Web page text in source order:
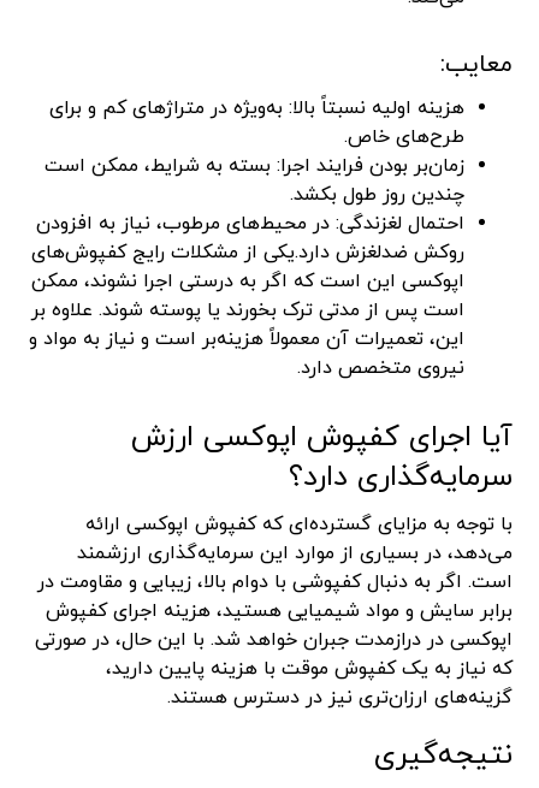
معایب:
هزینه اولیه نسبتاً بالا: به‌ویژه در متراژهای کم و برای
طرح‌های خاص.
زمان‌بر بودن فرایند اجرا: بسته به شرایط، ممکن است
چندین روز طول بکشد.
احتمال لغزندگی: در محیط‌های مرطوب، نیاز به افزودن
روکش ضدلغزش دارد.یکی از مشکلات رایج کفپوش‌های
اپوکسی این است که اگر به درستی اجرا نشوند، ممکن
است پس از مدتی ترک بخورند یا پوسته شوند. علاوه بر
این، تعمیرات آن معمولاً هزینه‌بر است و نیاز به مواد و
نیروی متخصص دارد.
آیا اجرای کفپوش اپوکسی ارزش
سرمایه‌گذاری دارد؟
با توجه به مزایای گسترده‌ای که کفپوش اپوکسی ارائه
می‌دهد، در بسیاری از موارد این سرمایه‌گذاری ارزشمند
است. اگر به دنبال کفپوشی با دوام بالا، زیبایی و مقاومت در
برابر سایش و مواد شیمیایی هستید، هزینه اجرای کفپوش
اپوکسی در درازمدت جبران خواهد شد. با این حال، در صورتی
که نیاز به یک کفپوش موقت با هزینه پایین دارید،
گزینه‌های ارزان‌تری نیز در دسترس هستند.
نتیجه‌گیری